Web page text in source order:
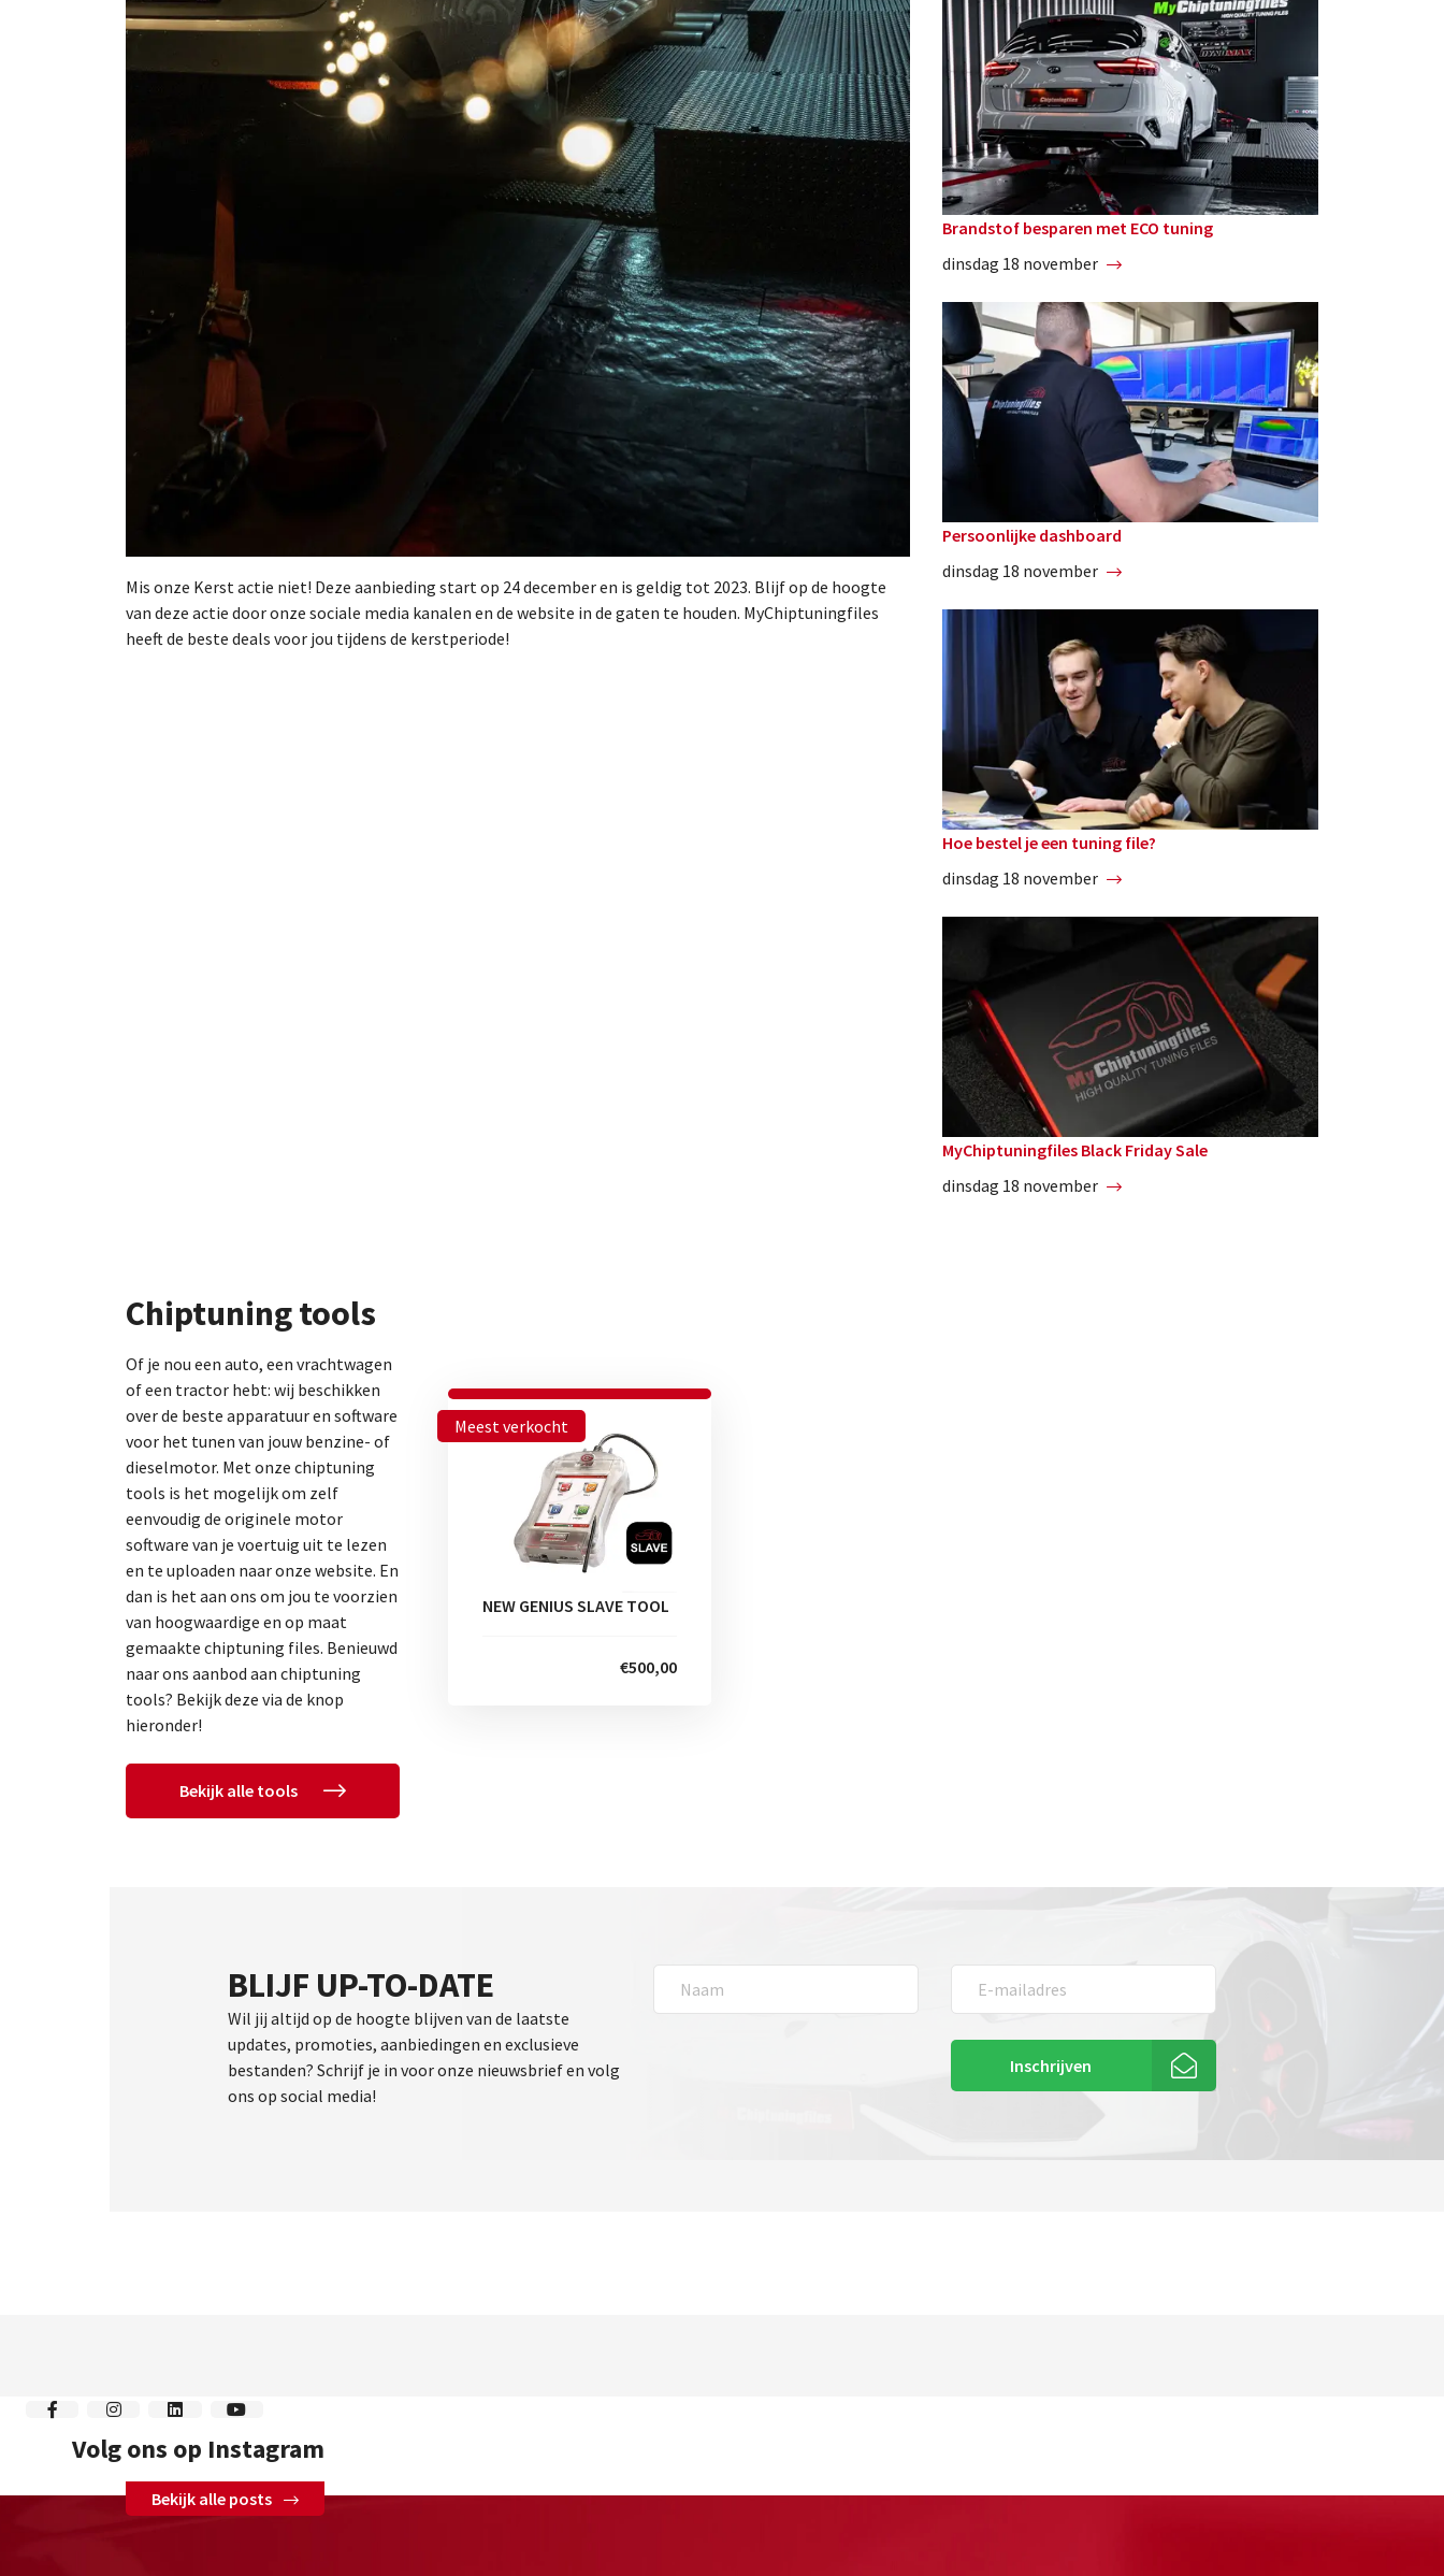
Mis onze Kerst actie niet! Deze aanbieding start op 24 december en is geldig tot 2023. Blijf op de hoogte
van deze actie door onze sociale media kanalen en de website in de gaten te houden. MyChiptuningfiles
heeft de beste deals voor jou tijdens de kerstperiode!
Brandstof besparen met ECO tuning
dinsdag 18 november
Persoonlijke dashboard
dinsdag 18 november
Hoe bestel je een tuning file?
dinsdag 18 november
MyChiptuningfiles Black Friday Sale
dinsdag 18 november
Chiptuning tools
Of je nou een auto, een vrachtwagen
of een tractor hebt: wij beschikken
over de beste apparatuur en software
voor het tunen van jouw benzine- of
dieselmotor. Met onze chiptuning
tools is het mogelijk om zelf
eenvoudig de originele motor
software van je voertuig uit te lezen
en te uploaden naar onze website. En
dan is het aan ons om jou te voorzien
van hoogwaardige en op maat
gemaakte chiptuning files. Benieuwd
naar ons aanbod aan chiptuning
tools? Bekijk deze via de knop
hieronder!
Bekijk alle tools
Meest verkocht
NEW GENIUS SLAVE TOOL
€500,00
BLIJF UP-TO-DATE
Wil jij altijd op de hoogte blijven van de laatste
updates, promoties, aanbiedingen en exclusieve
bestanden? Schrijf je in voor onze nieuwsbrief en volg
ons op social media!
Inschrijven
Volg ons op Instagram
Bekijk alle posts